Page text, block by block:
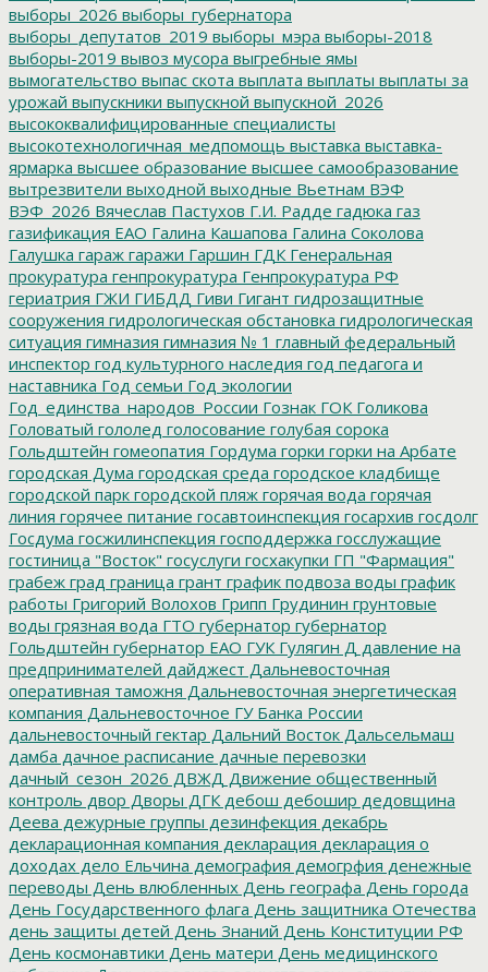
выборы_2026 выборы_губернатора
выборы_депутатов_2019 выборы_мэра выборы-2018
выборы-2019 вывоз мусора выгребные ямы
вымогательство выпас скота выплата выплаты выплаты за
урожай выпускники выпускной выпускной_2026
высококвалифицированные специалисты
высокотехнологичная_медпомощь выставка выставка-
ярмарка высшее образование высшее самообразование
вытрезвители выходной выходные Вьетнам ВЭФ
ВЭФ_2026 Вячеслав Пастухов Г.И. Радде гадюка газ
газификация ЕАО Галина Кашапова Галина Соколова
Галушка гараж гаражи Гаршин ГДКГенеральная
прокуратура генпрокуратура Генпрокуратура РФ
гериатрия ГЖИ ГИБДД Гиви Гигант гидрозащитные
сооружения гидрологическая обстановка гидрологическая
ситуация гимназия гимназия № 1 главный федеральный
инспектор год культурного наследия год педагога и
наставника Год семьи Год экологии
Год_единства_народов_России Гознак ГОКГоликова
Головатый гололед голосование голубая сорока
Гольдштейн гомеопатия Гордума горки горки на Арбате
городская Дума городская среда городское кладбище
городской парк городской пляж горячая вода горячая
линия горячее питание госавтоинспекция госархив госдолг
Госдума госжилинспекция господдержка госслужащие
гостиница "Восток" госуслуги госхакупки ГП "Фармация"
грабеж град граница грант график подвоза воды график
работы Григорий Волохов Грипп Грудинин грунтовые
воды грязная вода ГТО губернатор губернатор
Гольдштейн губернатор ЕАО ГУКГулягин Д давление на
предпринимателей дайджест Дальневосточная
оперативная таможня Дальневосточная энергетическая
компания Дальневосточное ГУ Банка России
дальневосточный гектар Дальний Восток Дальсельмаш
дамба дачное расписание дачные перевозки
дачный_сезон_2026 ДВЖД Движение общественный
контроль двор Дворы ДГКдебош дебошир дедовщина
Деева дежурные группы дезинфекция декабрь
декларационная компания декларация декларация о
доходах дело Ельчина демография демогрфия денежные
переводы День влюбленных День географа День города
День Государственного флага День защитника Отечества
день защиты детей День Знаний День Конституции РФ
День космонавтики День матери День медицинского